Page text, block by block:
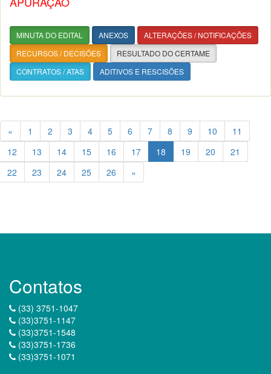
MINUTA DO EDITAL ANEXOS
ALTERAÇÕES / NOTIFICAÇÕES
RECURSOS / DECISÕES
RESULTADO DO CERTAME
CONTRATOS / ATAS
ADITIVOS E RESCISÕES
« 1 2 3 4 5 6 7 8 9 10
11
12
13 14 15 16 17 18 19 20
21
22
23 24 25 26 »
Contatos
(33) 3751-1047
(33)3751-1147
(33)3751-1548
(33)3751-1736
(33)3751-1071